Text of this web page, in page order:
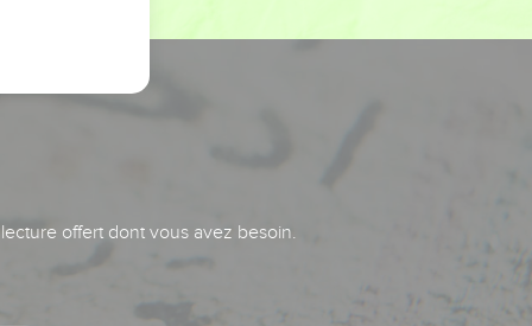
offert dont vous avez besoin.